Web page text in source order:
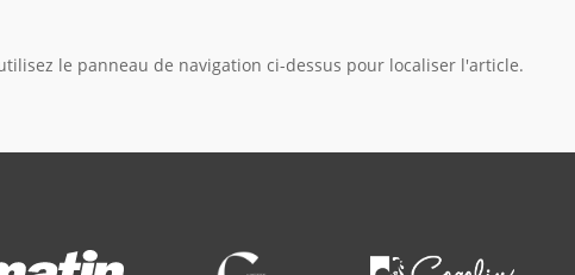
le panneau de navigation ci-dessus pour localiser l'article.